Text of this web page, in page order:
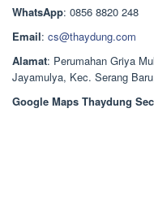
WhatsApp: 0856 8820 248
Email: cs@thaydung.com
Alamat: Perumahan Griya
Jayamulya, Kec. Serang
Google Maps Thaydung